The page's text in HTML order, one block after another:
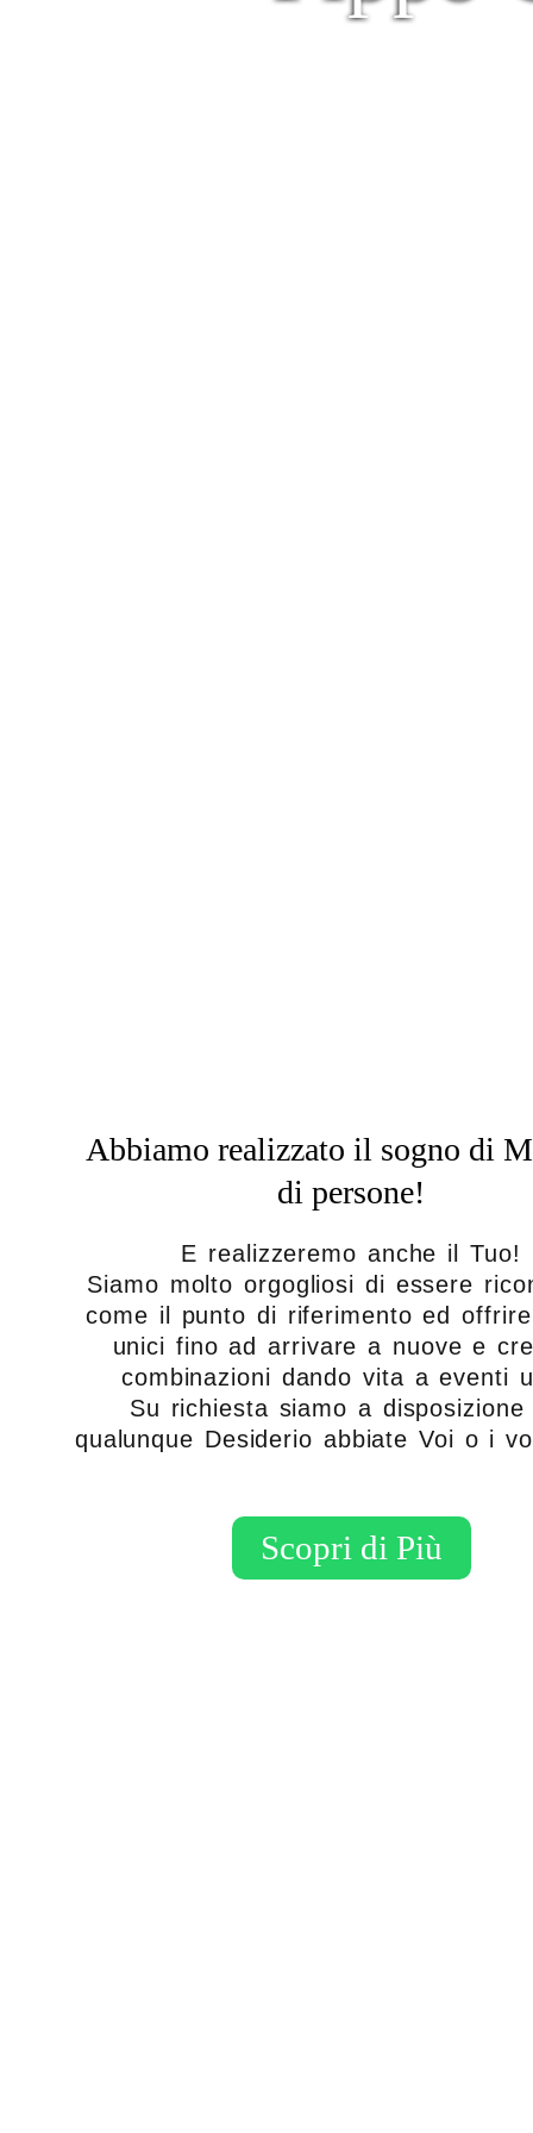
Abbiamo realizzato il sogno di
di persone!
E realizzeremo anche il Tuo!
Siamo molto orgogliosi di essere
come il punto di riferimento ed
unici fino ad arrivare a nuove e
combinazioni dando vita a eventi
Su richiesta siamo a disposizione
qualunque Desiderio abbiate Voi o i
Scopri di Più